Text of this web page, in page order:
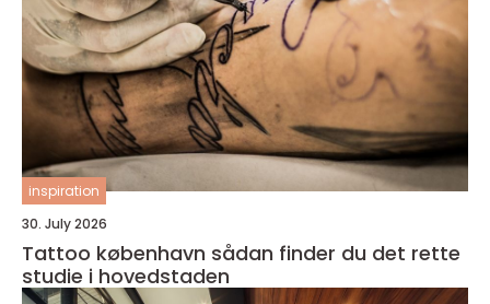
inspiration
30. July 2026
Tattoo københavn sådan finder du det rette
studie i hovedstaden